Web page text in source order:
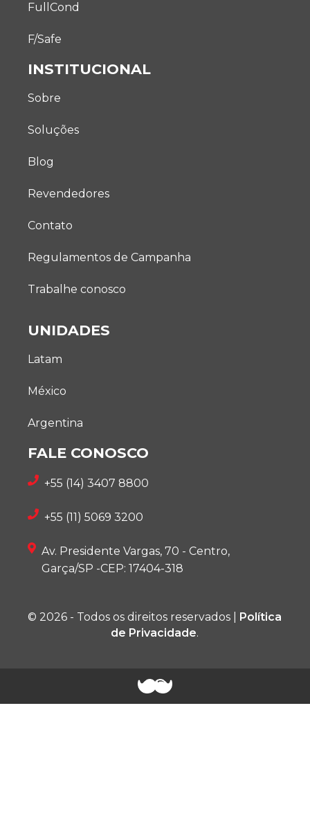
FullCond
F/Safe
INSTITUCIONAL
Sobre
Soluções
Blog
Revendedores
Contato
Regulamentos de Campanha
Trabalhe conosco
UNIDADES
Latam
México
Argentina
FALE CONOSCO
+55 (14) 3407 8800
+55 (11) 5069 3200
Av. Presidente Vargas, 70 - Centro,
Garça/SP -CEP: 17404-318
© 2026 - Todos os direitos reservados |
Política
de Privacidade.